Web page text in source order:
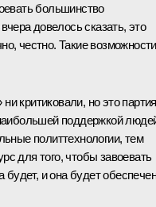
большинство
довелось сказать, это
честно. Такие возможности
критиковали, но это
поддержкой
политтехнологии, тем
для того, чтобы завоевать
будет, и она будет